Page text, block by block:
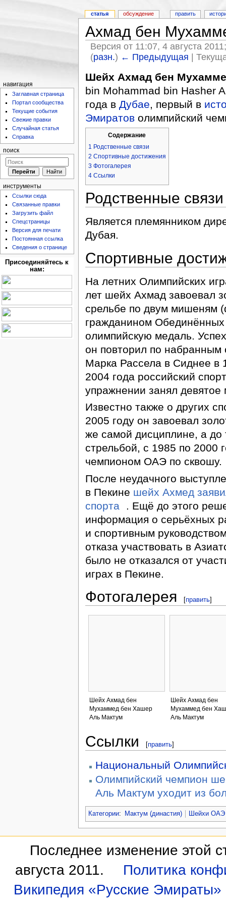
Ахмад бен
Версия от 11:07, 4 августа
(разн.) ← Предыдущая |
Шейх Ахмад бен
bin Mohammad bin Hasher
года в Дубае, первый в
Эмиратоволимпийский
Содержание
1 Родственные связи
2 Спортивные достижения
3 Фотогалерея
4 Ссылки
Родственные связи
Является племянником
Дубая.
Спортивные
На летних Олимпийских
лет шейх Ахмад завоевал
срельбе по двум мишеням
гражданином
олимпийскую медаль.
он повторил по набранным
Марка Рассела в Сиднее в
2004 года российский
упражнении занял девятое
Известно также о других
2005 году он завоевал
же самой дисциплине, а до
стрельбой, с 1985 по 2000
чемпионом ОАЭ по сквошу.
После неудачного
в Пекине шейх Ахмед
спорта
. Ещё до этого
информация о серьёхных
и спортивным
отказа участвовать в
было не отказался от
играх в Пекине.
Фотогалерея [править]
Шейх Ахмад бен
Мухаммед бен Хашер
Аль Мактум
Шейх Ахмад бен
Мухаммед бен
Аль Мактум
Ссылки [править]
Национальный
Олимпийский чемпион
Аль Мактум уходит из
Категории: Мактум (династия) Шейхи ОАЭ
статья обсуждение править
навигация
Заглавная страница
Портал сообщества
Текущие события
Свежие правки
Случайная статья
Справка
поиск
инструменты
Ссылки сюда
Связанные правки
Загрузить файл
Спецстраницы
Версия для печати
Постоянная ссылка
Сведения о странице
Присоединяйтесь к
нам:
Последнее изменение этой
августа 2011.
Политика
Википедия «Русские Эмираты»